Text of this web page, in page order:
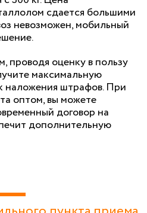
сдается большими
невозможен, мобильный
проводя оценку в пользу
максимальную
наложения штрафов. При
оптом, вы можете
договор на
дополнительную